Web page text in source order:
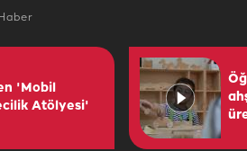
'Mobil
Atölyesi'